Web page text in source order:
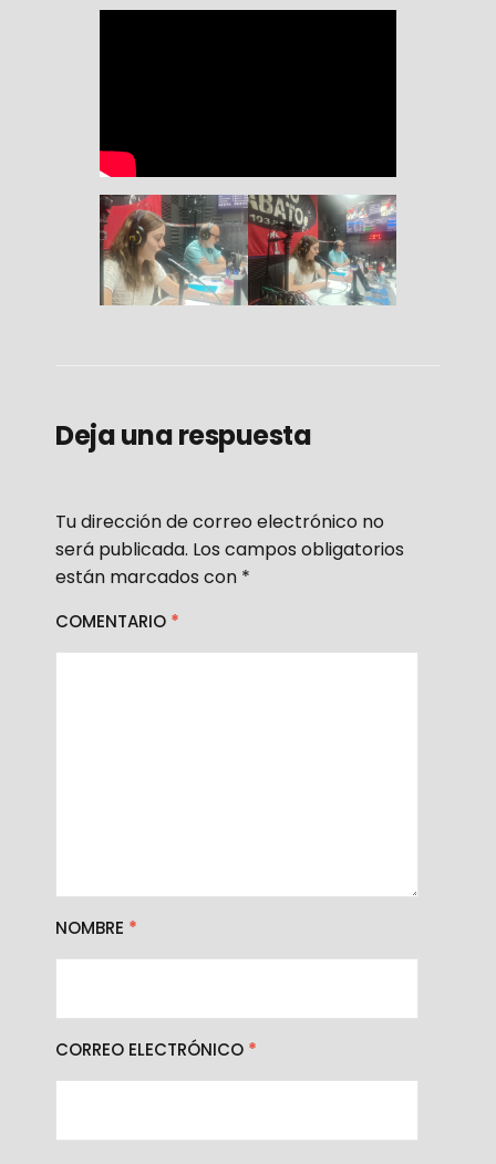
Deja una respuesta
Tu dirección de correo electrónico no
será publicada. Los campos obligatorios
están marcados con *
COMENTARIO *
NOMBRE *
CORREO ELECTRÓNICO *